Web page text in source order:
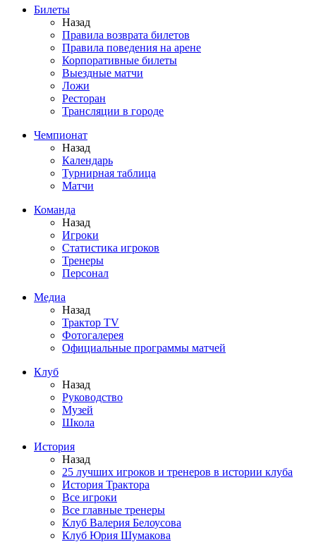
Билеты
Назад
Правила возврата билетов
Правила поведения на арене
Корпоративные билеты
Выездные матчи
Ложи
Ресторан
Трансляции в городе
Чемпионат
Назад
Календарь
Турнирная таблица
Матчи
Команда
Назад
Игроки
Статистика игроков
Тренеры
Персонал
Медиа
Назад
Трактор TV
Фотогалерея
Официальные программы матчей
Клуб
Назад
Руководство
Музей
Школа
История
Назад
25 лучших игроков и тренеров в истории клуба
История Трактора
Все игроки
Все главные тренеры
Клуб Валерия Белоусова
Клуб Юрия Шумакова